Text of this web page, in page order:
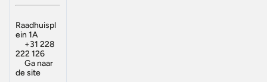
Raadhuispl
ein 1A
+31 228
222 126
Ga naar
de site